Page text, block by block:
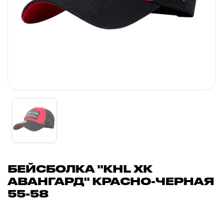
БЕЙСБОЛКА "KHL ХК
АВАНГАРД" КРАСНО-ЧЕРНАЯ
55-58